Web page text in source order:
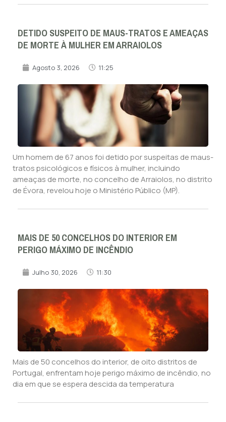
DETIDO SUSPEITO DE MAUS-TRATOS E AMEAÇAS
DE MORTE À MULHER EM ARRAIOLOS
Agosto 3, 2026 11:25
Um homem de 67 anos foi detido por suspeitas de maus-
tratos psicológicos e físicos à mulher, incluindo
ameaças de morte, no concelho de Arraiolos, no distrito
de Évora, revelou hoje o Ministério Público (MP).
MAIS DE 50 CONCELHOS DO INTERIOR EM
PERIGO MÁXIMO DE INCÊNDIO
Julho 30, 2026 11:30
Mais de 50 concelhos do interior, de oito distritos de
Portugal, enfrentam hoje perigo máximo de incêndio, no
dia em que se espera descida da temperatura